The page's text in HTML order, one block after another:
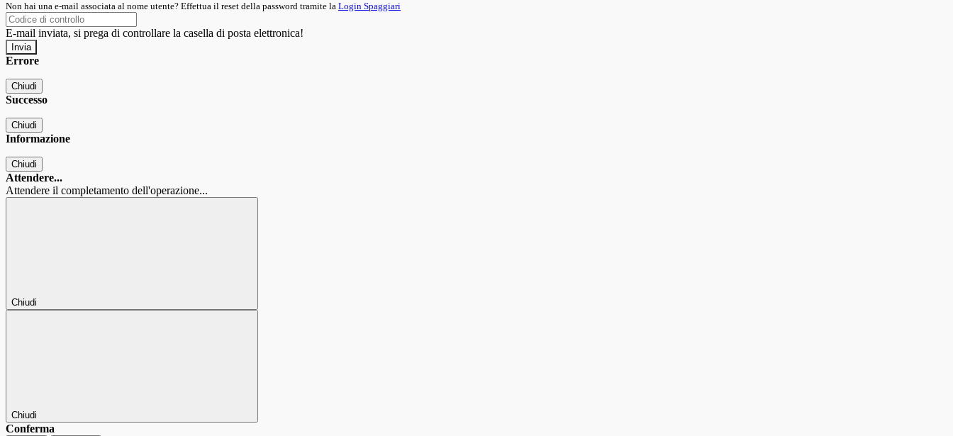
Non hai una e-mail associata al nome utente? Effettua il reset della password tramite la Login Spaggiari
E-mail inviata, si prega di controllare la casella di posta elettronica!
Errore
Chiudi
Successo
Chiudi
Informazione
Chiudi
Attendere...
Attendere il completamento dell'operazione...
Chiudi
Chiudi
Conferma